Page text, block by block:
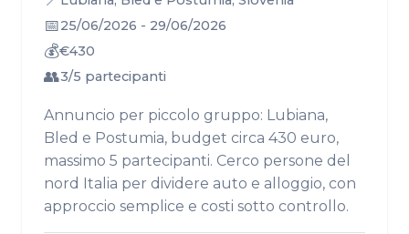
📅25/06/2026 - 29/06/2026
💰€430
👥3/5 partecipanti
Annuncio per piccolo gruppo: Lubiana,
Bled e Postumia, budget circa 430 euro,
massimo 5 partecipanti. Cerco persone del
nord Italia per dividere auto e alloggio, con
approccio semplice e costi sotto controllo.